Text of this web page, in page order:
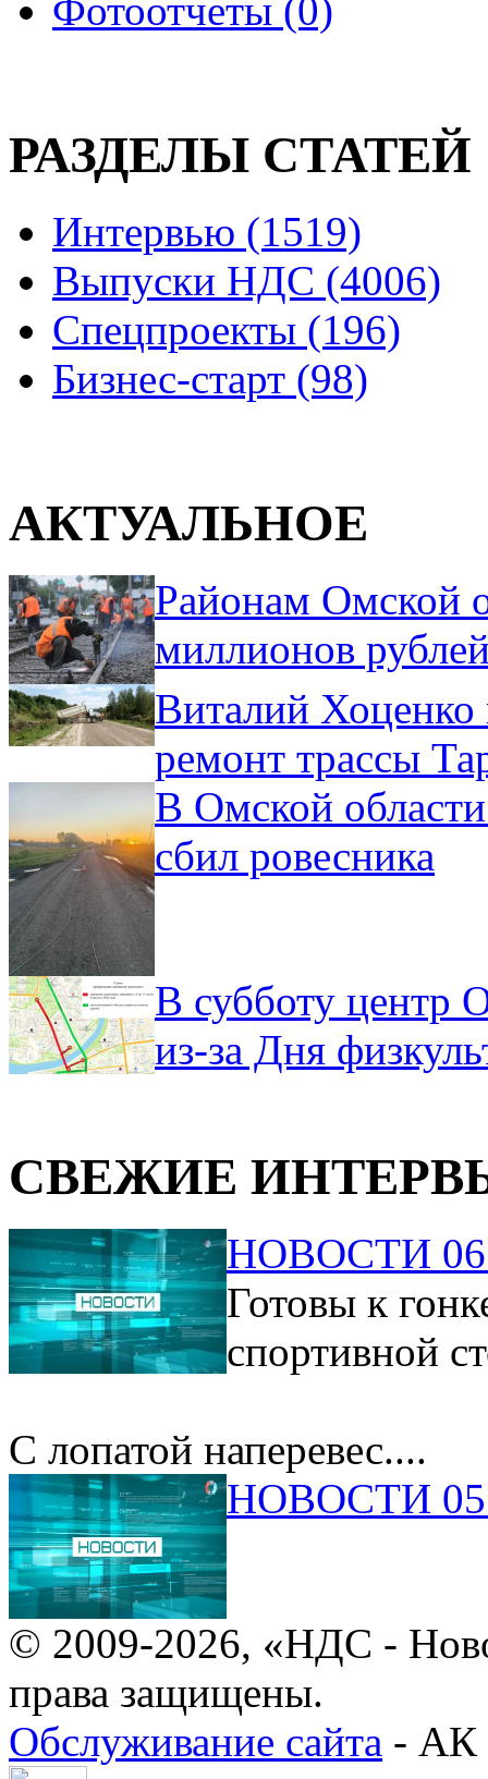
Фотоотчеты (0)
РАЗДЕЛЫ СТАТЕЙ
Интервью (1519)
Выпуски НДС (4006)
Спецпроекты (196)
Бизнес-старт (98)
АКТУАЛЬНОЕ
Районам Омской
миллионов
Виталий Хоценко
ремонт трассы
В Омской
сбил ровесника
В субботу центр
из-за Дня
СВЕЖИЕ
НОВОСТИ
Готовы к
спортивной
С лопатой наперевес....
НОВОСТИ
© 2009-2026, «НДС -
права защищены.
Обслуживание сайта - АК